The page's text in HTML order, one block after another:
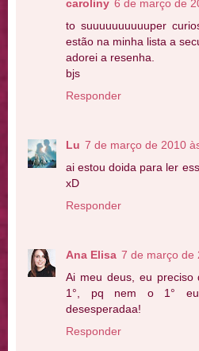
caroliny 6 de março de
to suuuuuuuuuuper
estão na minha lista a
adorei a resenha.
bjs
Responder
Lu 7 de março de 2010
ai estou doida para ler
xD
Responder
Ana Elisa 7 de março de
Ai meu deus, eu preciso
1°, pq nem o 1°
desesperadaa!
Responder